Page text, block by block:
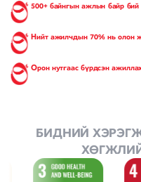
500+ байнгын ажлын байр бий
Нийт ажилчдын 70% нь олон
Орон нутгаас бүрдсэн
БИДНИЙ